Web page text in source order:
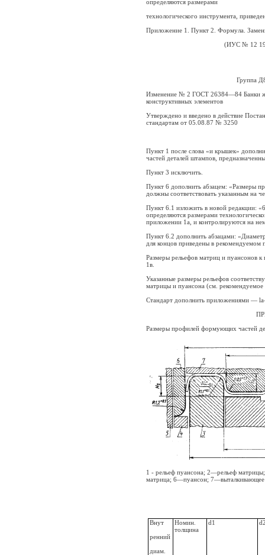
определяются размерами
технологического инструмента,
Приложение 1. Пункт 2. Формула.
(ИУС № 12
Группа
Изменение № 2 ГОСТ 26384—84 Банки
конструктивных элементов
Утверждено и введено в действие
стандартам от 05.08.87 № 3250
Пункт 1 после слова «и крышек»
частей деталей штампов,
Пункт 3 исключить.
Пункт 6 дополнить абзацем: «Размеры
должны соответствовать указанным на
Пункт 6.1 изложить в новой редакции:
определяются размерами
приложении 1а, и контролируются на
Пункт 6.2 дополнить абзацами:
для концов приведены в рекомендуемом
Размеры рельефов матриц и пуансонов
1в.
Указанные размеры рельефов
матрицы и пуансона (см.
Стандарт дополнить приложениями —
Размеры профилей формующих частей
1 - рельеф пуансона; 2—рельеф матрицы;
матрица; 6—пуансон; 7—выталкивающее
Внут
ренний
диам.
Номин.
толщина
d1